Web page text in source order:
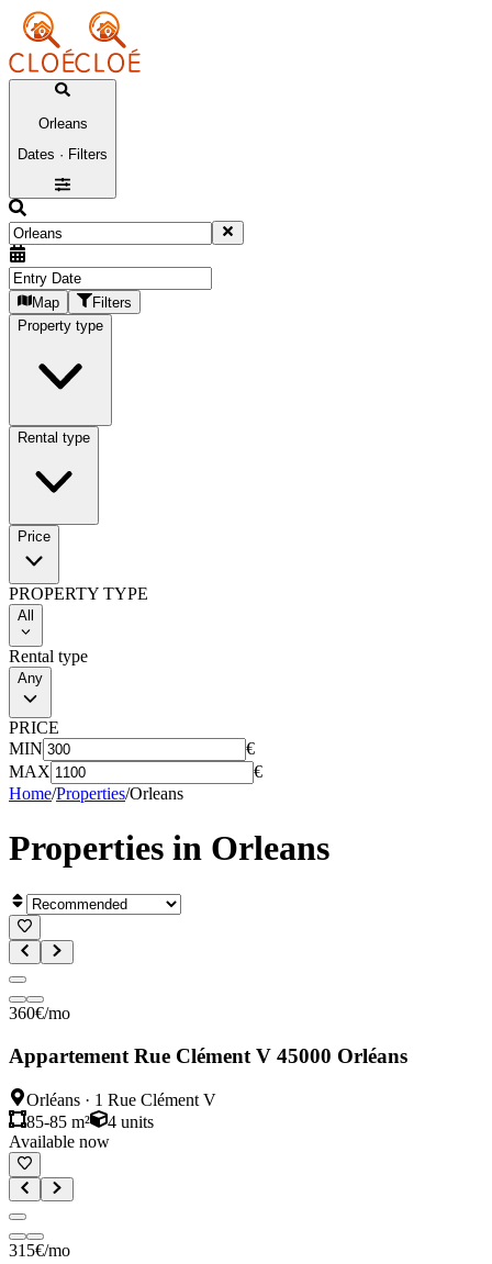
Orleans
Dates · Filters
Map
Filters
Property type
Rental type
Price
PROPERTY TYPE
All
Rental type
Any
PRICE
MIN
€
MAX
€
Home/Properties/Orleans
Properties in Orleans
360€/mo
Appartement Rue Clément V 45000 Orléans
Orléans · 1 Rue Clément V
85-85 m²
4 units
Available now
315€/mo